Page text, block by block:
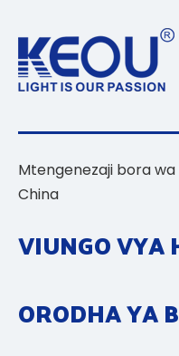
Mtengenezaji bora
China
VIUNGO VYA
ORODHA YA